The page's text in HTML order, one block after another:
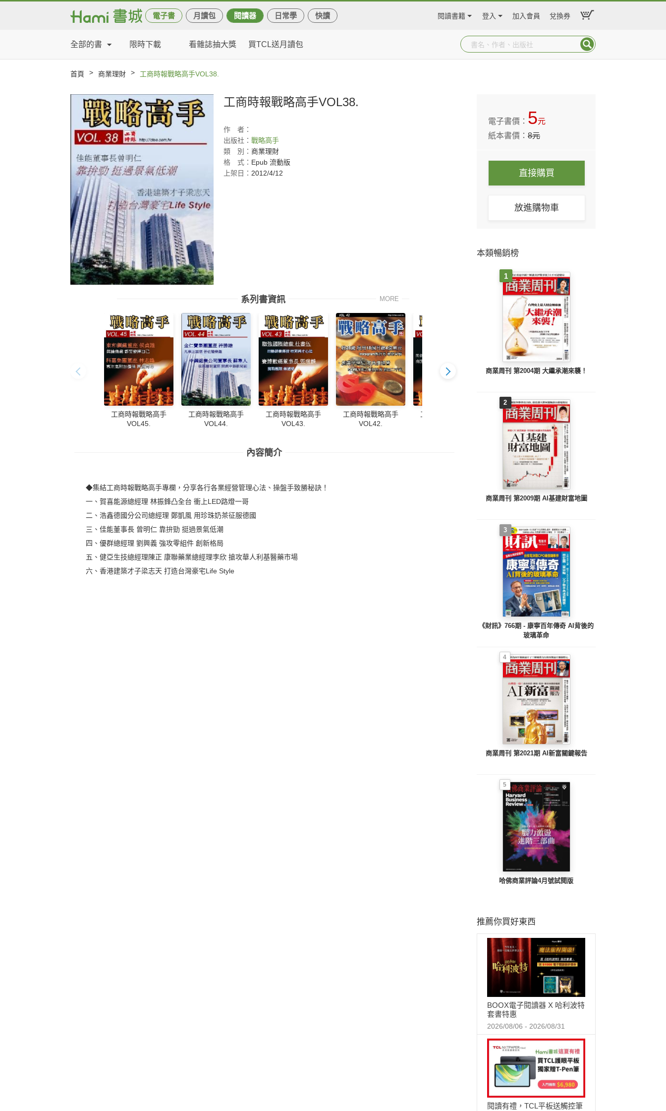
電子書 月讀包 閱讀器 日常學 快讀 閱讀書籍 登入 加入會員 兌換券
全部的書 限時下載 看雜誌抽大獎 買TCL送月讀包
首頁 > 商業理財 > 工商時報戰略高手VOL38.
工商時報戰略高手VOL38.
作
者：
出版社： 戰略高手
類
別： 商業理財
格
式： Epub 流動版
上架日： 2012/4/12
系列書資訊 MORE
工商時報戰略高手
VOL45.
工商時報戰略高手
VOL44.
工商時報戰略高手
VOL43.
工商時報戰略高手
VOL42.
工商時報戰略高手
工商時報戰略高手
VOL40.
內容簡介
◆集結工商時報戰略高手專欄，分享各行各業經營管理心法、操盤手致勝秘訣！
一、賀喜能源總經理 林振鋒凸全台 衝上LED路燈一哥
二、浩鑫德國分公司總經理 鄭凱風 用珍珠奶茶征服德國
三、佳能董事長 曾明仁 靠拚勁 挺過景氣低潮
四、優群總經理 劉興義 強攻零組件 創新格局
五、健亞生技總經理陳正 康聯藥業總經理李欣 搶攻華人利基醫藥市場
六、香港建築才子梁志天 打造台灣豪宅Life Style
電子書價： 5元
紙本書價：8元
直接購買
放進購物車
本類暢銷榜
1
商業周刊 第2004期 大繼承潮來襲！
2
商業周刊 第2009期 AI基建財富地圖
3
《財訊》766期 - 康寧百年傳奇 AI背後的
玻璃革命
4
商業周刊 第2021期 AI新富關鍵報告
5
哈佛商業評論4月號試閱版
推薦你買好東西
BOOX電子閱讀器 X 哈利波特
套書特惠
2026/08/06 - 2026/08/31
閱讀有禮，TCL平板送觸控筆